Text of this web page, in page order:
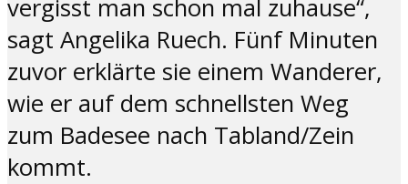
vergisst man schon mal zuhause“,
sagt Angelika Ruech. Fünf Minuten
zuvor erklärte sie einem Wanderer,
wie er auf dem schnellsten Weg
zum Badesee nach Tabland/Zein
kommt.